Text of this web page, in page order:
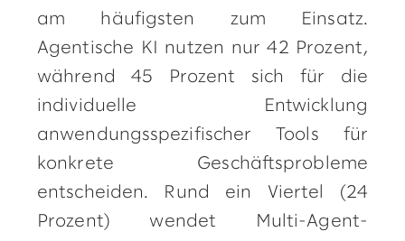
am häufigsten zum Einsatz.
Agentische KI nutzen nur 42 Prozent,
während 45 Prozent sich für die
individuelle Entwicklung
anwendungsspezifischer Tools für
konkrete Geschäftsprobleme
entscheiden. Rund ein Viertel (24
Prozent) wendet Multi-Agent-